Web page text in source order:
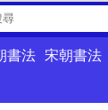
書法 宋朝書法